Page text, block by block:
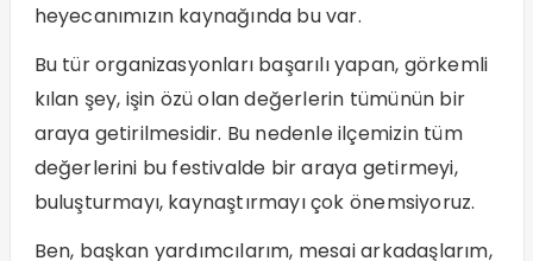
heyecanımızın kaynağında bu var.
Bu tür organizasyonları başarılı yapan, görkemli
kılan şey, işin özü olan değerlerin tümünün bir
araya getirilmesidir. Bu nedenle ilçemizin tüm
değerlerini bu festivalde bir araya getirmeyi,
buluşturmayı, kaynaştırmayı çok önemsiyoruz.
Ben, başkan yardımcılarım, mesai arkadaşlarım,